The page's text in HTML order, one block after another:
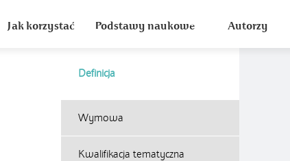
Jak korzystać Podstawy naukowe Autorzy
Definicja
Wymowa
Kwalifikacja tematyczna